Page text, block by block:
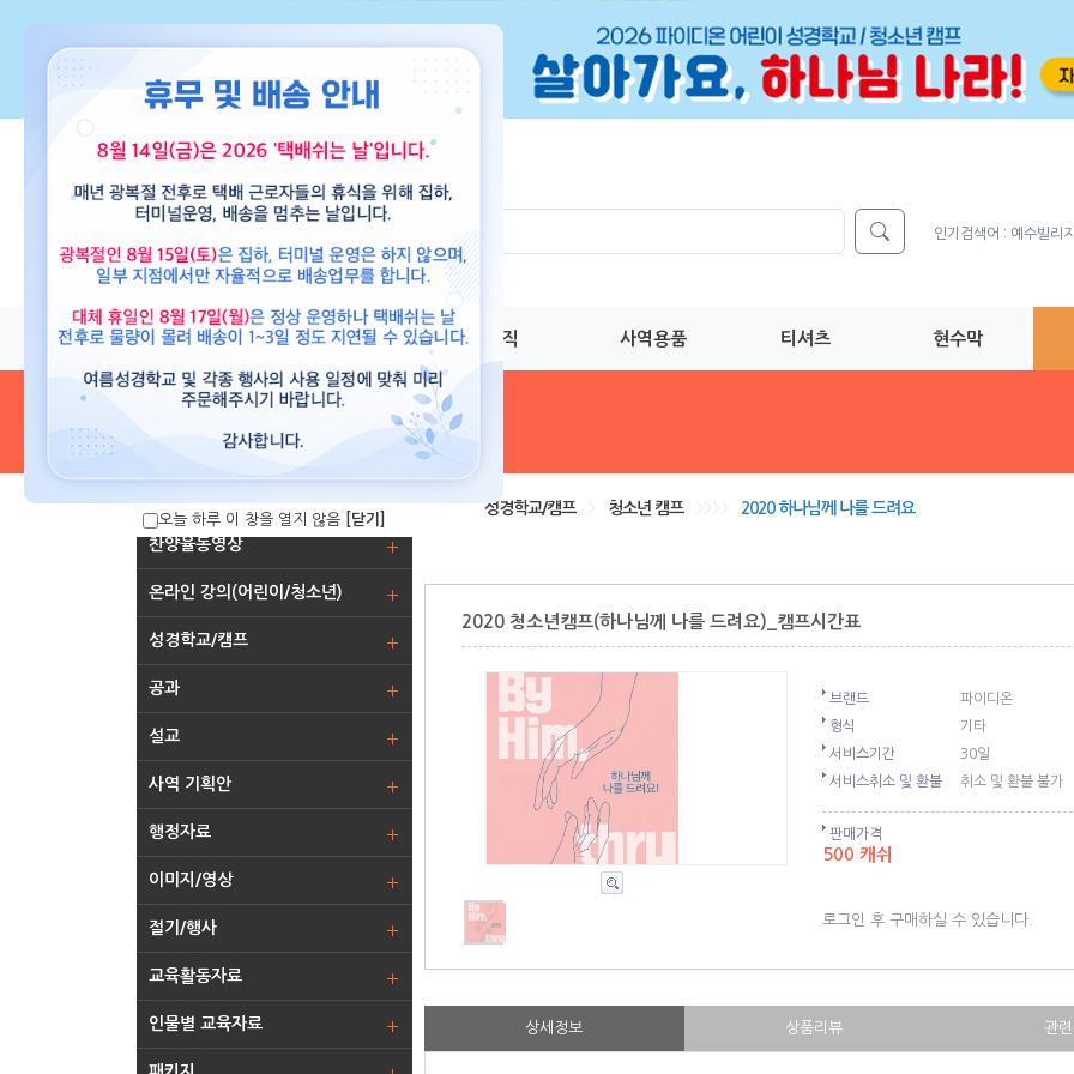
인기검색어 : 예수빌리지
교재 도서 뮤직 사역용품 티셔츠 현수막
찬양율동영상
온라인 강의(어린이/청소년)
성경학교/캠프
공과
설교
사역 기획안
행정자료
이미지/영상
절기/행사
교육활동자료
인물별 교육자료
성경학교/캠프 청소년 캠프 2020 하나님께 나를 드려요
2020 청소년캠프(하나님께 나를 드려요)_캠프시간표
브랜드
파이디온
형식
기타
서비스기간
30일
서비스취소 및 환불
취소 및 환불 불가
판매가격
500 캐쉬
로그인 후 구매하실 수 있습니다.
상세정보 상품리뷰 관
오늘 하루 이 창을 열지 않음 [닫기]